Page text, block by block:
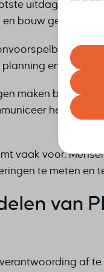
uitdaging. Je
bouw geleidelijk
en zorg
maken
helder
vaak voor.
te meten en
van
af
ervaring
_clsk